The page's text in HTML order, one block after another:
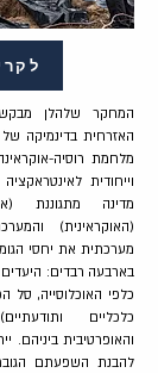
המחקר שלהלן מבקש
האזרחית בדינמיקה
מלחמת רוסיה-
וייחודית
מדינה מתגוננת
(האוקראינית)
מערכתית את יחסי
בארבעה רבדים:
כלפי האוכלוסייה, סל
כלכליים
והאופרטיבית ביניהם.
להבנת השפעתם